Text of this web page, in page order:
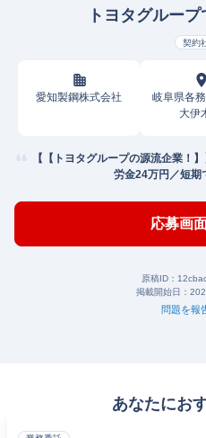
トヨタグルー
契約
愛知製鋼株式会社
岐阜県各
大伊
【【トヨタグループの源流企業！
労金24万円／短期
応募画
原稿ID：
掲載開始日：
問題を報
あなたにお